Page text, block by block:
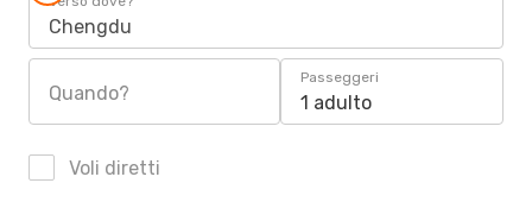
Chengdu
Quando?
Passeggeri
1 adulto
Voli diretti